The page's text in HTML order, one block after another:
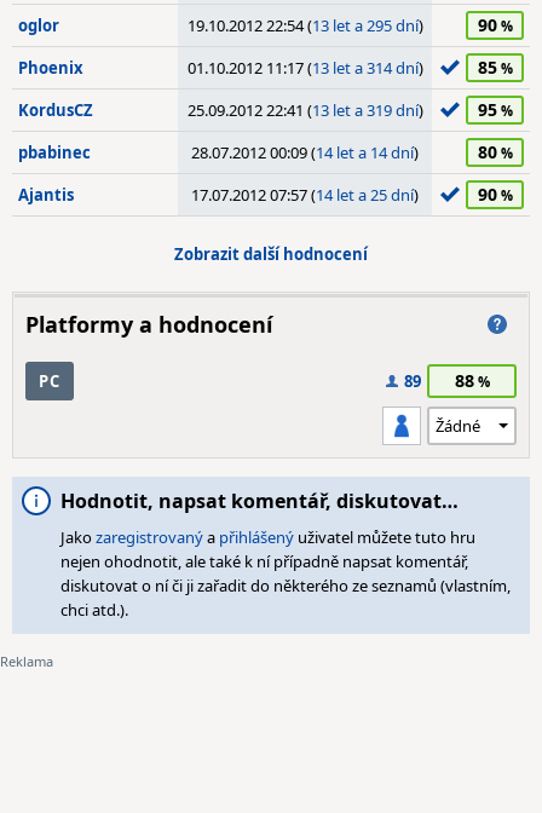
oglor 19.10.2012 22:54 (13 let a 295 dní) 90
Phoenix 01.10.2012 11:17 (13 let a 314 dní) 85
KordusCZ 25.09.2012 22:41 (13 let a 319 dní) 95
pbabinec 28.07.2012 00:09 (14 let a 14 dní) 80
Ajantis 17.07.2012 07:57 (14 let a 25 dní) 90
Zobrazit další hodnocení
Platformy a hodnocení
PC 89 88
Hodnotit, napsat komentář, diskutovat…
Jakozaregistrovanýa přihlášený uživatel můžete tuto hru
nejen ohodnotit, ale také k ní případně napsat komentář,
diskutovat o ní či ji zařadit do některého ze seznamů (vlastním,
chci atd.).